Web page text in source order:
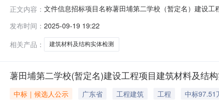
正文内容： 文件信息招标项目名称薯田埔第二学校（暂定名）建设
天健工程技术有限公司7320816943深圳市交通工程试验
发布时间： 2025-09-19 19:22
相关产品：
建筑材料及结构实体检测
薯田埔第二学校(暂定名)建设工程项目建筑材料及结
中标｜候选人公示 广东省 工程建筑 工程
中标97.51